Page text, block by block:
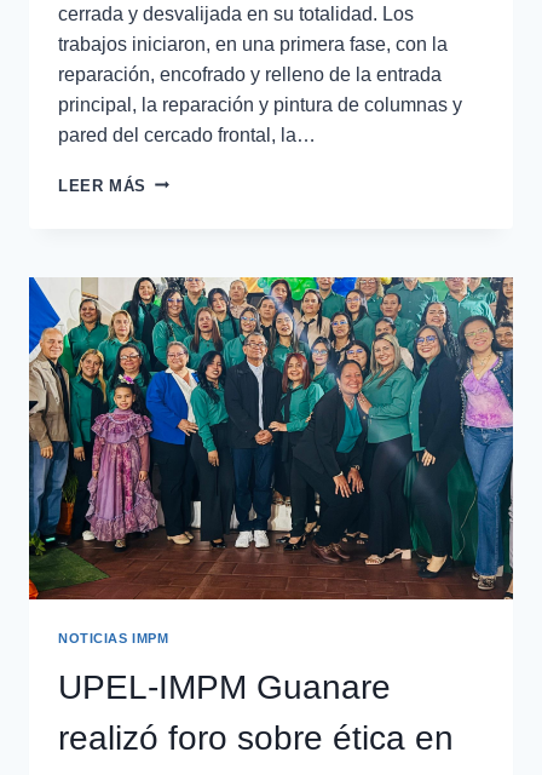
cerrada y desvalijada en su totalidad. Los
trabajos iniciaron, en una primera fase, con la
reparación, encofrado y relleno de la entrada
principal, la reparación y pintura de columnas y
pared del cercado frontal, la…
LEER MÁS
NOTICIAS IMPM
UPEL-IMPM Guanare
realizó foro sobre ética en